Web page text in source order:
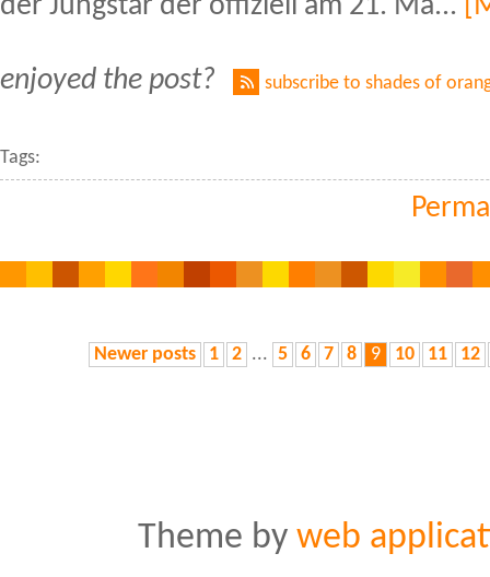
der Jungstar der offiziell am 21. Ma...
enjoyed the post? subscribe to shades of
Tags:
Newer posts 1 2 ... 5 6 7 8 9 10 11 12
Theme by web